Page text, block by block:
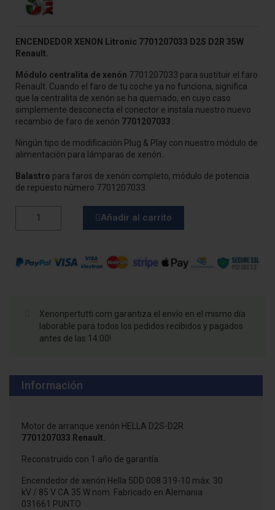
ENCENDEDOR XENON Litronic 7701207033 D2S D2R 35W
Renault.
Módulo centralita de xenón 7701207033 para sustituir el faro
Renault. Cuando el faro de tu coche ya no funciona, significa
que la centralita de xenón se ha quemado, en cuyo caso
simplemente desconecta el conector e instala nuestro nuevo
recambio de faro de xenón 7701207033
Ningún tipo de modificación Plug & Play con nuestro módulo de
alimentación para lámparas de xenón.
Balastro para faros de xenón completo, módulo de potencia
de repuesto número 7701207033.
Añadir al carrito
Xenonpertutti.com garantiza el envío en el mismo día
laborable para todos los pedidos recibidos y pagados
antes de las 14:00!
Información
Motor de arranque xenón HELLA D2S-D2R
7701207033 Renault.
Reconstruido con 1 año de garantía.
Encendedor de xenón Hella 5DD 008 319-10 máx. 30
kV / 85 V CA 35 W nom. Fabricado en Alemania
031661 PUNTO